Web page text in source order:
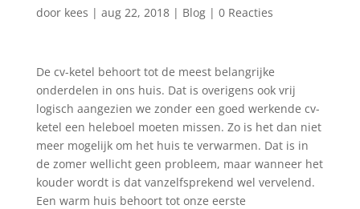
door kees | aug 22, 2018| Blog| 0 Reacties
De cv-ketel behoort tot de meest belangrijke
onderdelen in ons huis. Dat is overigens ook vrij
logisch aangezien we zonder een goed werkende cv-
ketel een heleboel moeten missen. Zo is het dan niet
meer mogelijk om het huis te verwarmen. Dat is in
de zomer wellicht geen probleem, maar wanneer het
kouder wordt is dat vanzelfsprekend wel vervelend.
Een warm huis behoort tot onze eerste